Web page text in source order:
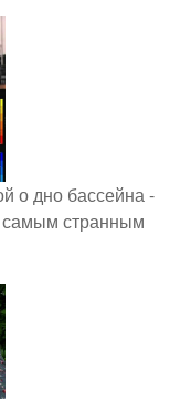
о дно бассейна -
самым странным